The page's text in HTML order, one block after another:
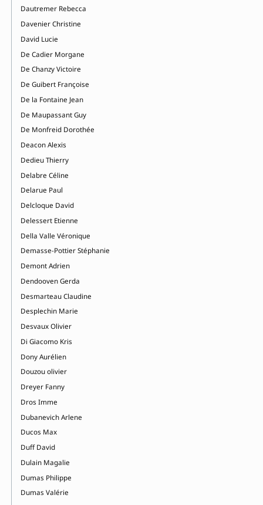
Dautremer Rebecca
Davenier Christine
David Lucie
De Cadier Morgane
De Chanzy Victoire
De Guibert Françoise
De la Fontaine Jean
De Maupassant Guy
De Monfreid Dorothée
Deacon Alexis
Dedieu Thierry
Delabre Céline
Delarue Paul
Delcloque David
Delessert Etienne
Della Valle Véronique
Demasse-Pottier Stéphanie
Demont Adrien
Dendooven Gerda
Desmarteau Claudine
Desplechin Marie
Desvaux Olivier
Di Giacomo Kris
Dony Aurélien
Douzou olivier
Dreyer Fanny
Dros Imme
Dubanevich Arlene
Ducos Max
Duff David
Dulain Magalie
Dumas Philippe
Dumas Valérie